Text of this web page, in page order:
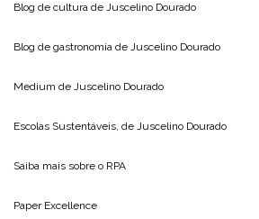
Blog de cultura de Juscelino Dourado
Blog de gastronomia de Juscelino Dourado
Medium de Juscelino Dourado
Escolas Sustentáveis, de Juscelino Dourado
Saiba mais sobre o RPA
Paper Excellence